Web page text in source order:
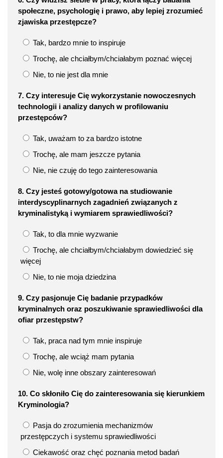
społeczne, psychologię i prawo, aby lepiej zrozumieć
zjawiska przestępcze?
Tak, bardzo mnie to inspiruje
Trochę, ale chciałbym/chciałabym poznać więcej
Nie, to nie jest dla mnie
7. Czy interesuje Cię wykorzystanie nowoczesnych
technologii i analizy danych w profilowaniu
przestępców?
Tak, uważam to za bardzo istotne
Trochę, ale mam jeszcze pytania
Nie, nie czuję do tego zainteresowania
8. Czy jesteś gotowy/gotowa na studiowanie
interdyscyplinarnych zagadnień związanych z
kryminalistyką i wymiarem sprawiedliwości?
Tak, to dla mnie wyzwanie
Trochę, ale chciałbym/chciałabym dowiedzieć się
więcej
Nie, to nie moja dziedzina
9. Czy pasjonuje Cię badanie przypadków
kryminalnych oraz poszukiwanie sprawiedliwości dla
ofiar przestępstw?
Tak, praca nad tym mnie inspiruje
Trochę, ale wciąż mam pytania
Nie, wolę inne obszary zainteresowań
10. Co skłoniło Cię do zainteresowania się kierunkiem
Kryminologia?
Pasja do zrozumienia mechanizmów
przestępczych i systemu sprawiedliwości
Ciekawość oraz chęć poznania metod badań